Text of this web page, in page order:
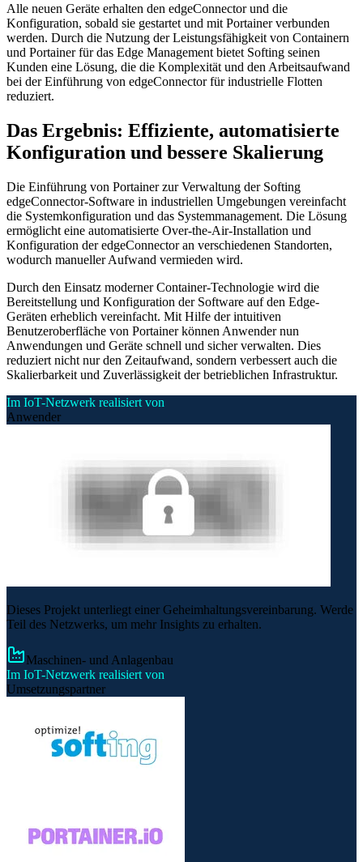
Alle neuen Geräte erhalten den edgeConnector und die
Konfiguration, sobald sie gestartet und mit Portainer verbunden
werden. Durch die Nutzung der Leistungsfähigkeit von Containern
und Portainer für das Edge Management bietet Softing seinen
Kunden eine Lösung, die die Komplexität und den Arbeitsaufwand
bei der Einführung von edgeConnector für industrielle Flotten
reduziert.
Das Ergebnis: Effiziente, automatisierte
Konfiguration und bessere Skalierung
Die Einführung von Portainer zur Verwaltung der Softing
edgeConnector-Software in industriellen Umgebungen vereinfacht
die Systemkonfiguration und das Systemmanagement. Die Lösung
ermöglicht eine automatisierte Over-the-Air-Installation und
Konfiguration der edgeConnector an verschiedenen Standorten,
wodurch manueller Aufwand vermieden wird.
Durch den Einsatz moderner Container-Technologie wird die
Bereitstellung und Konfiguration der Software auf den Edge-
Geräten erheblich vereinfacht. Mit Hilfe der intuitiven
Benutzeroberfläche von Portainer können Anwender nun
Anwendungen und Geräte schnell und sicher verwalten. Dies
reduziert nicht nur den Zeitaufwand, sondern verbessert auch die
Skalierbarkeit und Zuverlässigkeit der betrieblichen Infrastruktur.
Im IoT-Netzwerk realisiert von
Anwender
Dieses Projekt unterliegt einer Geheimhaltungsvereinbarung. Werde
Teil des Netzwerks, um mehr Insights zu erhalten.
Maschinen- und Anlagenbau
Im IoT-Netzwerk realisiert von
Umsetzungspartner